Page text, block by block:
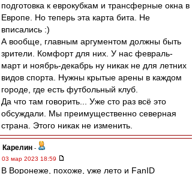
подготовка к еврокубкам и трансферные окна в
Европе. Но теперь эта карта бита. Не
вписались :)
А вообще, главным аргументом должны быть
зрители. Комфорт для них. У нас февраль-
март и ноябрь-декабрь ну никак не для летних
видов спорта. Нужны крытые арены в каждом
городе, где есть футбольный клуб.
Да что там говорить... Уже сто раз всё это
обсуждали. Мы преимущественно северная
страна. Этого никак не изменить.
Карелин -
03 мар 2023 18:59
В Воронеже, похоже, уже лето и FanID